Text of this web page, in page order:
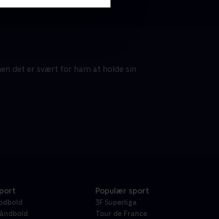
det er svært for ham at holde sin
Populær sport
3F Superliga
Tour de France